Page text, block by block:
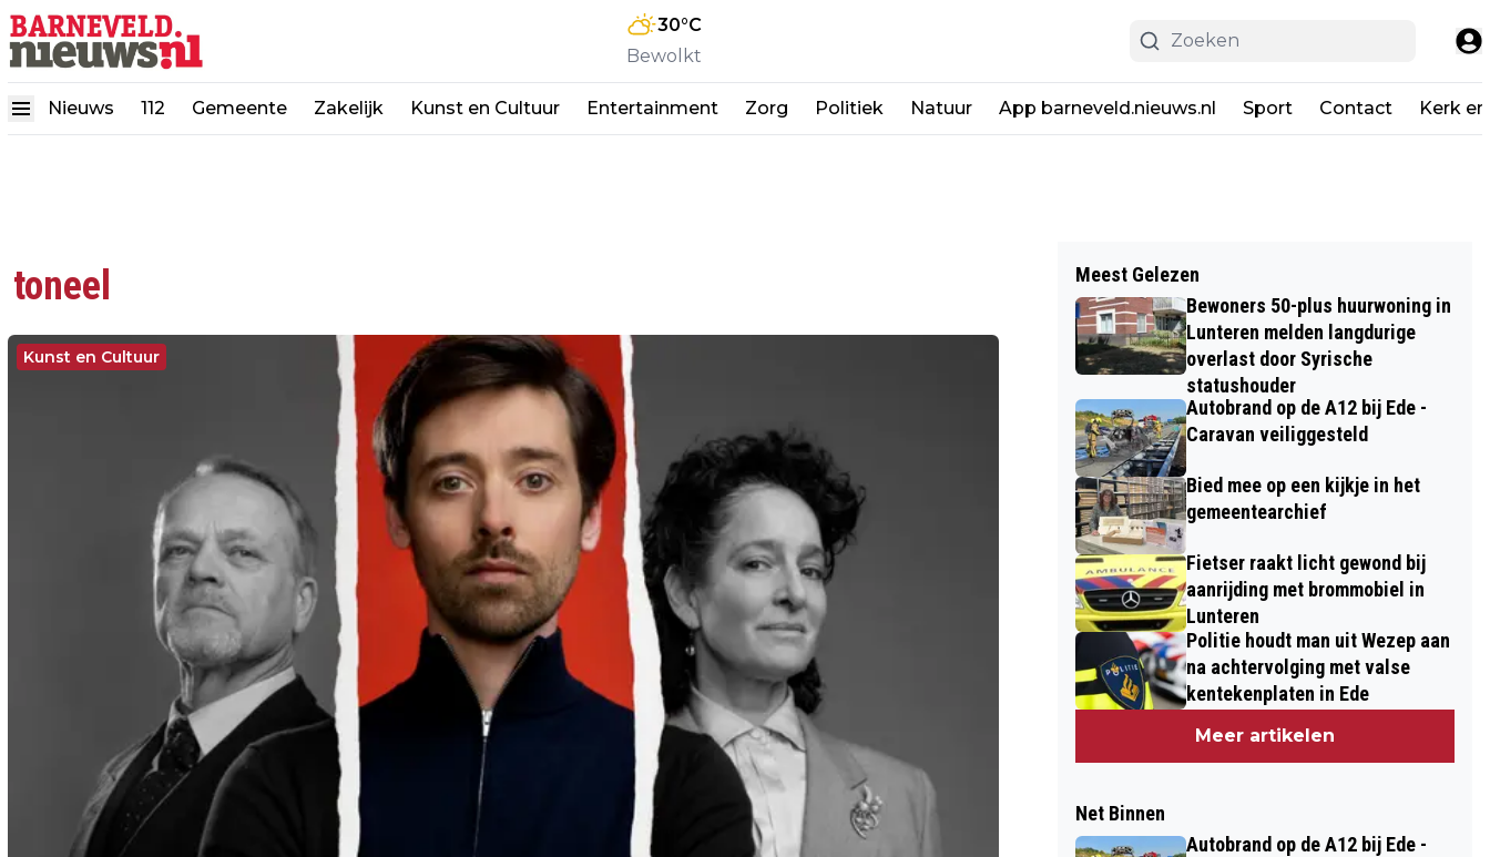
30°C
Bewolkt
Nieuws 112 Gemeente Zakelijk Kunst en Cultuur Entertainment Zorg Politiek Natuur App barneveld.nieuws.nl Sport Contact Kerk
toneel
Kunst en Cultuur
Meest Gelezen
Bewoners 50-plus huurwoning in
Lunteren melden langdurige
overlast door Syrische
statushouder
Autobrand op de A12 bij Ede -
Caravan veiliggesteld
Bied mee op een kijkje in het
gemeentearchief
Fietser raakt licht gewond bij
aanrijding met brommobiel in
Lunteren
Politie houdt man uit Wezep aan
na achtervolging met valse
kentekenplaten in Ede
Meer artikelen
Net Binnen
Autobrand op de A12 bij Ede -